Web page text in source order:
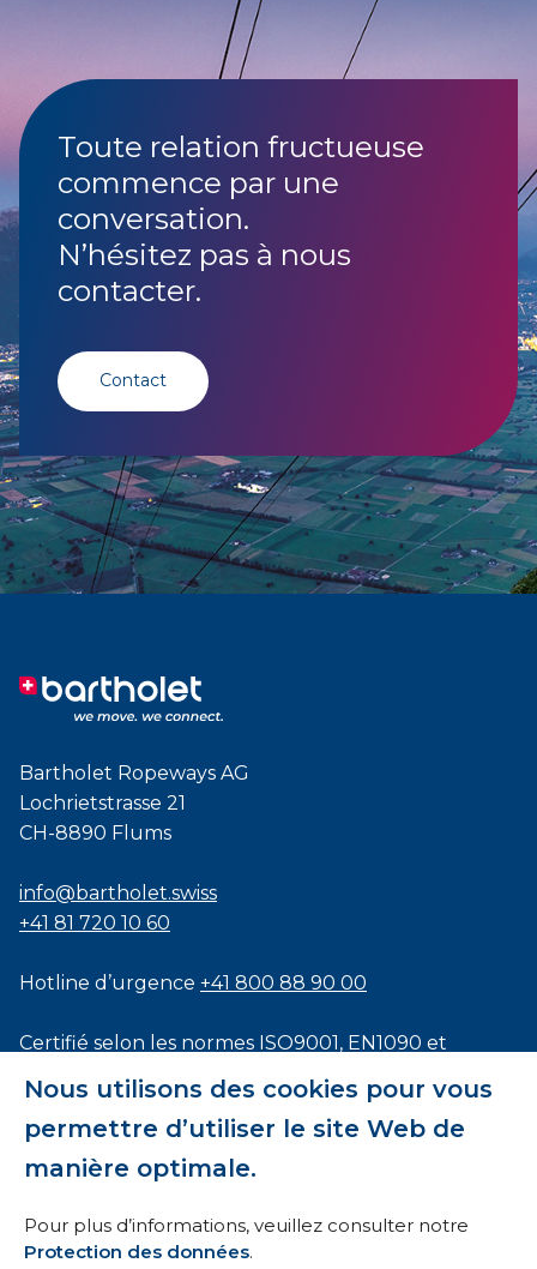
Nous utilisons des cookies pour vous
permettre d’utiliser le site Web de
manière optimale.
Pour plus d’informations, veuillez consulter notre
Protection des données.
Toute relation fructueuse
commence par une
conversation.
N’hésitez pas à nous
contacter.
Contact
Bartholet Ropeways AG
Lochrietstrasse 21
CH-8890 Flums
info@bartholet.swiss
+41 81 720 10 60
Hotline d’urgence +41 800 88 90 00
Certifié selon les normes ISO9001, EN1090 et
Conditions générales